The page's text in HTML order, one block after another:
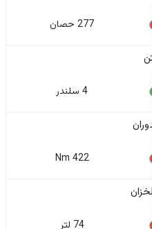
277 حصان
4 سلندر
422 Nm
74 لتر